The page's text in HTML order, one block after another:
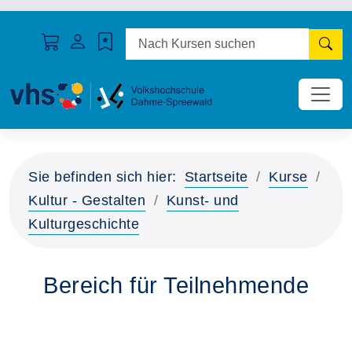
Sie befinden sich hier: Startseite
Kurse
Kultur - Gestalten
Kunst- und
Kulturgeschichte
Bereich für Teilnehmende